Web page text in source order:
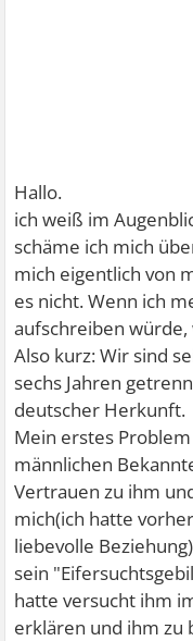
Hallo.
ich weiß im
schäme ich mich
mich eigentlich von
es nicht. Wenn ich
aufschreiben
Also kurz: Wir sind
sechs Jahren
deutscher Herkunft.
Mein erstes
männlichen
Vertrauen zu ihm
mich(ich hatte
liebevolle
sein
hatte versucht ihm
erklären und ihm zu